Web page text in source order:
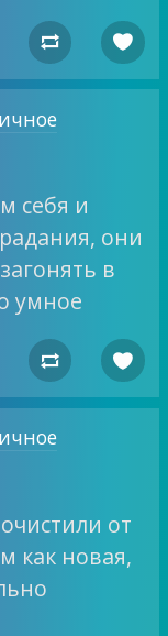
 
себя и
они
в
умное
 
от
как новая,